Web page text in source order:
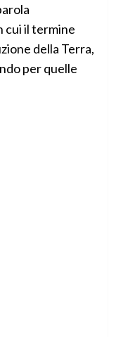
cui il termine
della Terra,
per quelle